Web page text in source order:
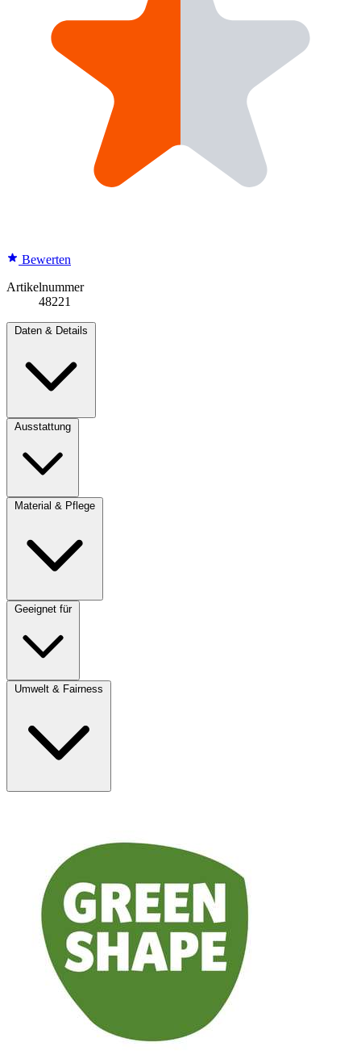
Bewerten
Artikelnummer
48221
Daten & Details
Ausstattung
Material & Pflege
Geeignet für
Umwelt & Fairness